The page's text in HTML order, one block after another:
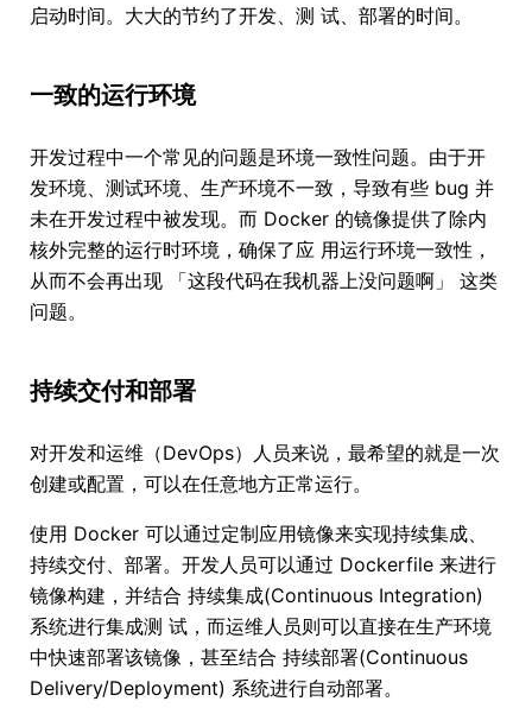
启动时间。大大的节约了开发、测 试、部署的时间。
一致的运行环境
开发过程中一个常见的问题是环境一致性问题。由于开
发环境、测试环境、生产环境不一致，导致有些 bug 并
未在开发过程中被发现。而 Docker 的镜像提供了除内
核外完整的运行时环境，确保了应 用运行环境一致性，
从而不会再出现 「这段代码在我机器上没问题啊」 这类
问题。
持续交付和部署
对开发和运维（DevOps）人员来说，最希望的就是一次
创建或配置，可以在任意地方正常运行。
使用 Docker 可以通过定制应用镜像来实现持续集成、
持续交付、部署。开发人员可以通过 Dockerfile 来进行
镜像构建，并结合 持续集成(Continuous Integration)
系统进行集成测 试，而运维人员则可以直接在生产环境
中快速部署该镜像，甚至结合 持续部署(Continuous
Delivery/Deployment) 系统进行自动部署。